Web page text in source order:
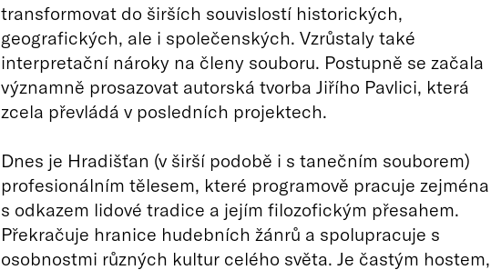
transformovat do širších souvislostí historických,
geografických, ale i společenských. Vzrůstaly také
interpretační nároky na členy souboru. Postupně se začala
významně prosazovat autorská tvorba Jiřího Pavlici, která
zcela převládá v posledních projektech.
Dnes je Hradišťan (v širší podobě i s tanečním souborem)
profesionálním tělesem, které programově pracuje zejména
s odkazem lidové tradice a jejím filozofickým přesahem.
Překračuje hranice hudebních žánrů a spolupracuje s
osobnostmi různých kultur celého světa. Je častým hostem,